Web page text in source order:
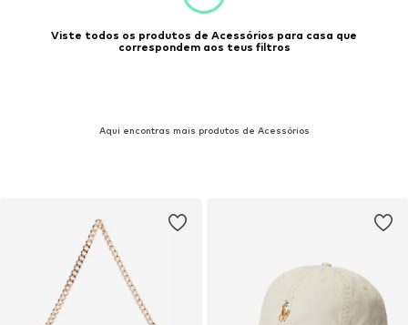
Viste todos os produtos de Acessórios para casa que
correspondem aos teus filtros
Aqui encontras mais produtos de Acessórios